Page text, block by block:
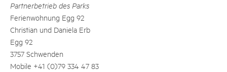
Partnerbetrieb des Parks
Ferienwohnung Egg 92
Christian und Daniela Erb
Egg 92
3757 Schwenden
Mobile +41 (0)79 334 47 83